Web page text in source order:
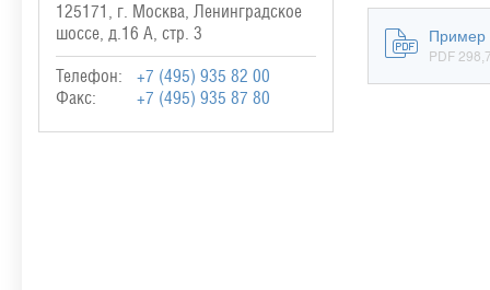
125171, г. Москва, Ленинградское
шоссе, д.16 А, стр. 3
Телефон:
+7 (495) 935 82 00
Факс:
+7 (495) 935 87 80
Пример
PDF